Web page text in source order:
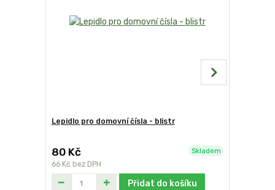
Lepidlo pro domovní čísla - blistr
80 Kč
66 Kč bez DPH
Skladem
Přidat do košíku